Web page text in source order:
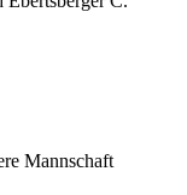
Mannschaft